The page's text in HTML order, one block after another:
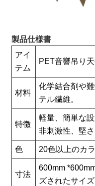
製品仕様書
アイ
テム
PET音響吊り
材料
化学結合剤や
テル繊維。
特徴
軽量、簡単な
非刺激性、堅
色 20色以上のカ
寸法
600mm
ズされたサイズ